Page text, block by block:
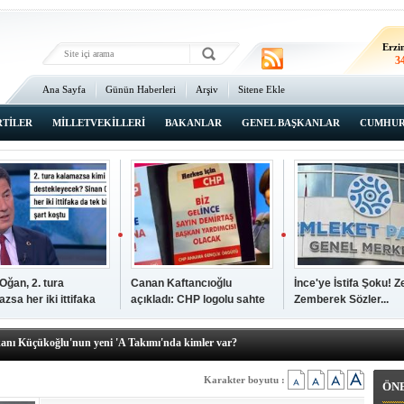
Ana Sayfa Günün Haberleri Arşiv Sitene Ekle
MİLLETVEKİLLERİ BAKANLAR GENEL BAŞKANLAR
2. tura
her iki ittifaka
şartını sundu
Canan Kaftancıoğlu
açıkladı: CHP logolu sahte
broşürleri AKP'liler
bastırmış
İnce'ye İstifa Şoku!
Zemberek Sözler...
Ali Öğdük, mazbatasını aldı…
Küçükoğlu'nun yeni 'A Takımı'nda kimler var?
Tarihi günde, tarihi açılış
Zafer Tarıkdaroğlu, oyunu memleketinde kullandı
Karakter boyutu :